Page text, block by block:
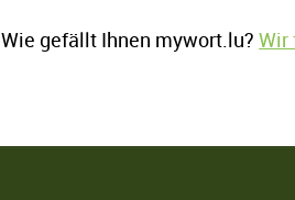
Wie gefällt Ihnen mywort.lu?Wir